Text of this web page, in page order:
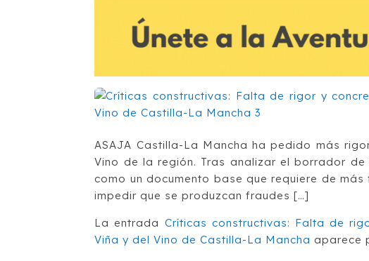
ASAJA Castilla-La Mancha ha pedido más
Vino de la región. Tras analizar el borrador
como un documento base que requiere de
impedir que se produzcan fraudes […]
La entrada Críticas constructivas: Falta de
Viña y del Vino de Castilla-La Mancha aparece